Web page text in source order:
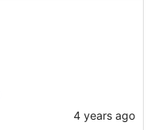
4 years ago